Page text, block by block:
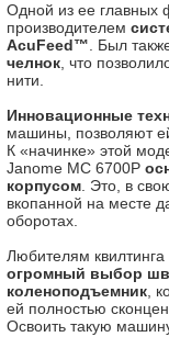
Одной из ее главных
производителем
AcuFeed™ . Был
челнок , что
нити.
Инновационные
машины, позволяют
К «начинке» этой
Janome MC 6700P
корпусом . Это, в
вкопанной на месте
оборотах.
Любителям
огромный выбор
коленоподъемник ,
ей полностью
Освоить такую